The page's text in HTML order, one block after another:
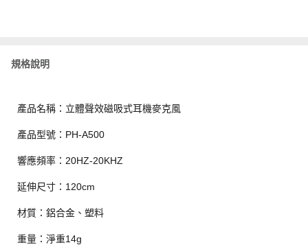
規格說明
產品名稱：立體聲效磁吸式耳機麥克風
產品型號：PH-A500
響應頻率：20HZ-20KHZ
延伸尺寸：120cm
材質：鋁合金、塑料
重量：淨重14g